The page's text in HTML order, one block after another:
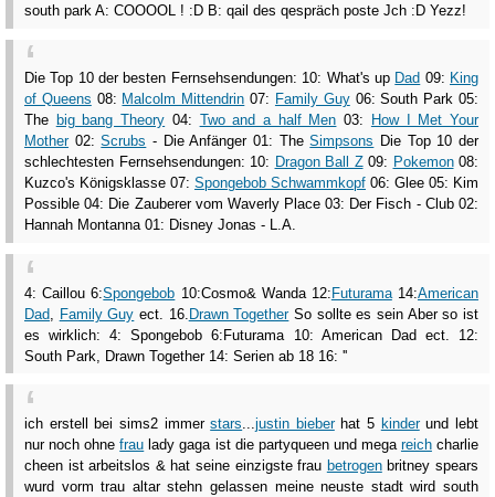
south park A: COOOOL ! :D B: qail des qespräch poste Jch :D Yezz!
Die Top 10 der besten Fernsehsendungen: 10: What's up Dad 09: King
of Queens 08: Malcolm Mittendrin 07: Family Guy06: South Park 05:
The big bang Theory 04: Two and a half Men 03:
How I Met Your
Mother02:Scrubs - Die Anfänger 01: TheSimpsons Die Top 10 der
schlechtesten Fernsehsendungen: 10: Dragon Ball Z09: Pokemon08:
Kuzco's Königsklasse 07: Spongebob Schwammkopf 06: Glee 05: Kim
Possible 04: Die Zauberer vom Waverly Place 03: Der Fisch - Club 02:
Hannah Montanna 01: Disney Jonas - L.A.
4: Caillou 6:Spongebob 10:Cosmo& Wanda 12:Futurama14:American
Dad
Family Guy ect. 16. Drawn TogetherSo sollte es sein Aber so ist
es wirklich: 4: Spongebob 6:Futurama 10: American Dad ect. 12:
South Park, Drawn Together 14: Serien ab 18 16: ''
ich erstell bei sims2 immerstars ...justin bieberhat 5 kinderund lebt
nur noch ohnefrau lady gaga ist die partyqueen und mega reichcharlie
cheen ist arbeitslos & hat seine einzigste frau betrogenbritney spears
wurd vorm trau altar stehn gelassen meine neuste stadt wird south